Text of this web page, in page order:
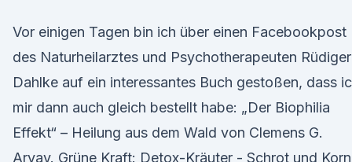
Vor einigen Tagen bin ich über einen Facebookpost
des Naturheilarztes und Psychotherapeuten Rüdiger
Dahlke auf ein interessantes Buch gestoßen, dass
mir dann auch gleich bestellt habe: „Der Biophilia
Effekt“ – Heilung aus dem Wald von Clemens G.
Arvay. Grüne Kraft: Detox-Kräuter - Schrot und Korn